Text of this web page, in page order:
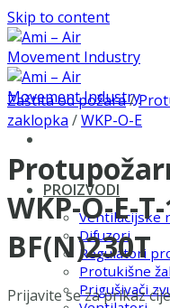
Skip to content
PROIZVODI
Ventilacijske
Difuzori
Regulatori
Protukišne
Prigušivači
Zaštita od požara/
zaklopka /WKP-O-E
WKP-O-E-
BF(N)230T
Prijavite se za prikaz